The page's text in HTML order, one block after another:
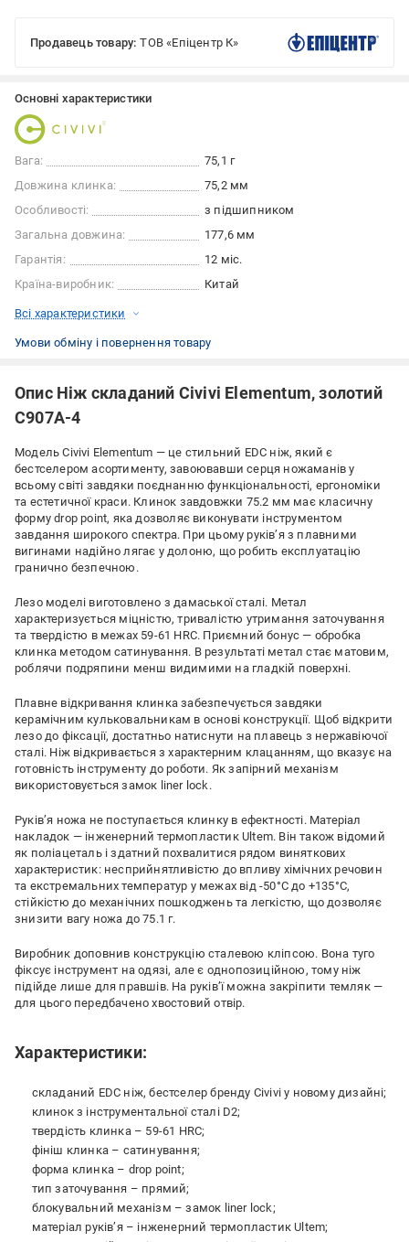
Продавець товару: ТОВ «Епіцентр К»
Основні характеристики
Вага:
75,1 г
Довжина клинка:
75,2 мм
Особливості:
з підшипником
Загальна довжина:
177,6 мм
Гарантія:
12 міс.
Країна-виробник:
Китай
Всі характеристики
Умови обміну і повернення товару
Опис Ніж складаний Civivi Elementum, золотий
C907A-4
Модель Civivi Elementum — це стильний EDC ніж, який є
бестселером асортименту, завоювавши серця ножаманів у
всьому світі завдяки поєднанню функціональності, ергономіки
та естетичної краси. Клинок завдовжки 75.2 мм має класичну
форму drop point, яка дозволяє виконувати інструментом
завдання широкого спектра. При цьому руківʼя з плавними
вигинами надійно лягає у долоню, що робить експлуатацію
гранично безпечною.
Лезо моделі виготовлено з дамаської сталі. Метал
характеризується міцністю, тривалістю утримання заточування
та твердістю в межах 59-61 HRC. Приємний бонус — обробка
клинка методом сатинування. В результаті метал стає матовим,
роблячи подряпини менш видимими на гладкій поверхні.
Плавне відкривання клинка забезпечується завдяки
керамічним кульковальникам в основі конструкції. Щоб відкрити
лезо до фіксації, достатньо натиснути на плавець з нержавіючої
сталі. Ніж відкривається з характерним клацанням, що вказує на
готовність інструменту до роботи. Як запірний механізм
використовується замок liner lock.
Руківʼя ножа не поступається клинку в ефектності. Матеріал
накладок — інженерний термопластик Ultem. Він також відомий
як поліацеталь і здатний похвалитися рядом виняткових
характеристик: несприйнятливістю до впливу хімічних речовин
та екстремальних температур у межах від -50°C до +135°C,
стійкістю до механічних пошкоджень та легкістю, що дозволяє
знизити вагу ножа до 75.1 г.
Виробник доповнив конструкцію сталевою кліпсою. Вона туго
фіксує інструмент на одязі, але є однопозиційною, тому ніж
підійде лише для правшів. На руківʼї можна закріпити темляк —
для цього передбачено хвостовий отвір.
Характеристики:
складаний EDC ніж, бестселер бренду Civivi у новому дизайні;
клинок з інструментальної сталі D2;
твердість клинка – 59-61 HRC;
фініш клинка – сатинування;
форма клинка – drop point;
тип заточування – прямий;
блокувальний механізм – замок liner lock;
матеріал руківʼя – інженерний термопластик Ultem;